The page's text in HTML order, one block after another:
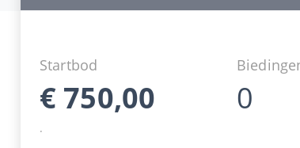
Startbod
€ 750,00 0
.